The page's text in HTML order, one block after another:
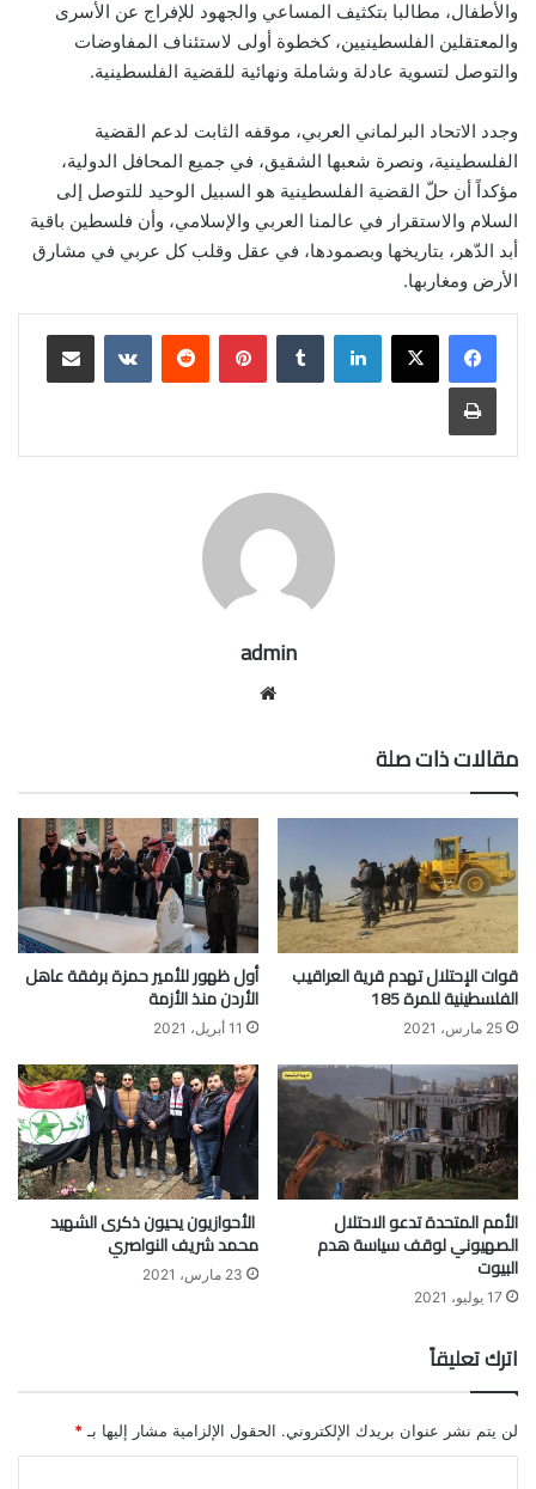
والأطفال، مطالبا بتكثيف المساعي والجهود للإفراج عن الأسرى
والمعتقلين الفلسطينيين، كخطوة أولى لاستئناف المفاوضات
والتوصل لتسوية عادلة وشاملة ونهائية للقضية الفلسطينية.
وجدد الاتحاد البرلماني العربي، موقفه الثابت لدعم القضية
الفلسطينية، ونصرة شعبها الشقيق، في جميع المحافل الدولية،
مؤكداً أن حلّ القضية الفلسطينية هو السبيل الوحيد للتوصل إلى
السلام والاستقرار في عالمنا العربي والإسلامي، وأن فلسطين باقية
أبد الدّهر، بتاريخها وبصمودها، في عقل وقلب كل عربي في مشارق
الأرض ومغاربها.
لينكدإن بينتيريست مشاركة عبر البريد
طباعة
admin
مقالات ذات صلة
قوات الإحتلال تهدم قرية العراقيب
الفلسطينية للمرة 185
25 مارس، 2021
أول ظهور للأمير حمزة برفقة عاهل
الأردن منذ الأزمة
11 أبريل، 2021
الأمم المتحدة تدعو الاحتلال
الصهيوني لوقف سياسة هدم
البيوت
17 يوليو، 2021
الأحوازيون يحيون ذكرى الشهيد
محمد شريف النواصري
23 مارس، 2021
اترك تعليقاً
لن يتم نشر عنوان بريدك الإلكتروني. الحقول الإلزامية مشار إليها بـ *